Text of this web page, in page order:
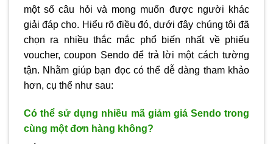
một số câu hỏi và mong muốn được người khác
giải đáp cho. Hiểu rõ điều đó, dưới đây chúng tôi đã
chọn ra nhiều thắc mắc phổ biến nhất về phiếu
voucher, coupon Sendo để trả lời một cách tường
tận. Nhằm giúp bạn đọc có thể dễ dàng tham khảo
hơn, cụ thể như sau:
Có thể sử dụng nhiều mã giảm giá Sendo trong
cùng một đơn hàng không?